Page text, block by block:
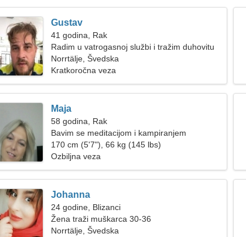
Gustav
41 godina, Rak
Radim u vatrogasnoj službi i tražim duhovitu
ženu
Norrtälje, Švedska
Kratkoročna veza
Maja
58 godina, Rak
Bavim se meditacijom i kampiranjem
170 cm (5'7"), 66 kg (145 lbs)
Ozbiljna veza
Johanna
24 godine, Blizanci
Žena traži muškarca 30-36
Norrtälje, Švedska